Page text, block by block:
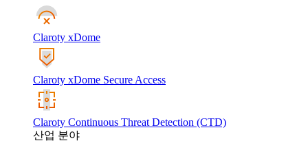
Claroty xDome
Claroty xDome Secure Access
Claroty Continuous Threat Detection (CTD)
산업 분야